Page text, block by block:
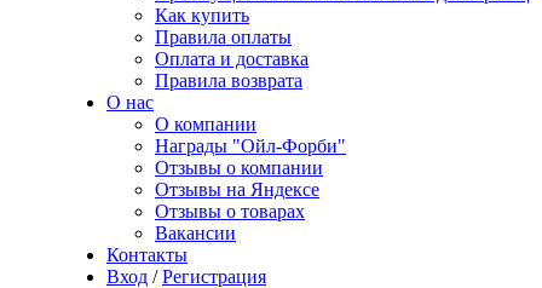
Как купить
Правила оплаты
Оплата и доставка
Правила возврата
О нас
О компании
Награды "Ойл-Форби"
Отзывы о компании
Отзывы на Яндексе
Отзывы о товарах
Вакансии
Контакты
Вход / Регистрация